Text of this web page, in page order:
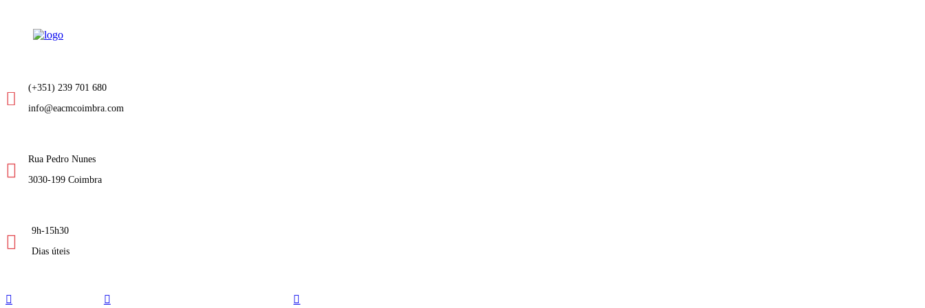
(+351) 239 701 680
info@eacmcoimbra.com
Rua Pedro Nunes
3030-199 Coimbra
9h-15h30
Dias úteis